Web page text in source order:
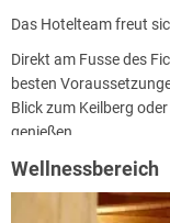
Das Hotelteam freut
Direkt am Fusse des
besten
Blick zum Keilberg
genießen.
Wellnessbereich